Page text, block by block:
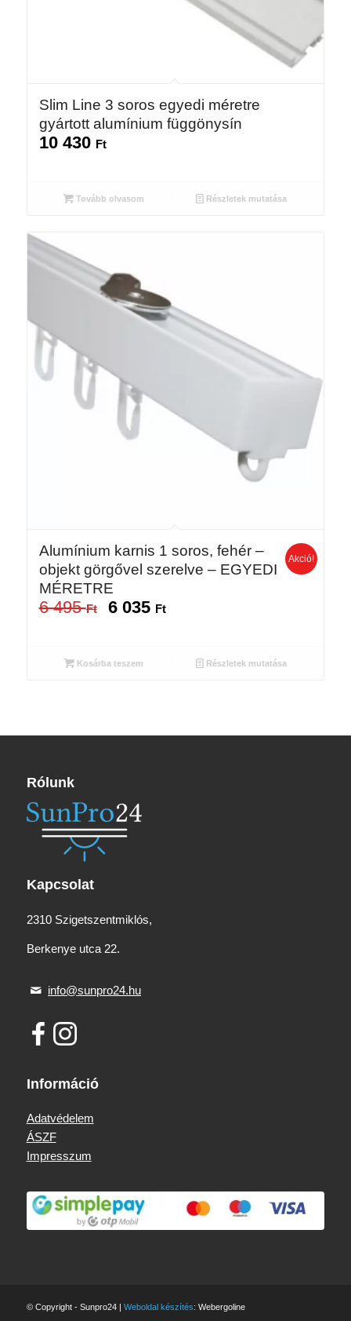
Slim Line 3 soros egyedi méretre
gyártott alumínium függönysín
10 430 Ft
Tovább olvasom Részletek mutatása
Alumínium karnis 1 soros, fehér –
objekt görgővel szerelve – EGYEDI
MÉRETRE
6 495Ft
Original
6
6 035 FtCurrent
Akció!
Kosárba teszem Részletek mutatása
Rólunk
Kapcsolat
2310 Szigetszentmiklós,
Berkenye utca 22.
info@sunpro24.hu
Információ
Adatvédelem
ÁSZF
Impresszum
© Copyright - Sunpro24 | Weboldal készítés: Webergoline